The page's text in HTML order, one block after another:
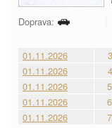
Doprava:
01.11.2026
01.11.2026
01.11.2026
01.11.2026
01.11.2026